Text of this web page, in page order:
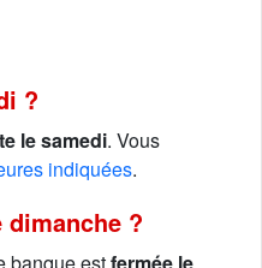
?
le samedi. Vous
indiquées.
?